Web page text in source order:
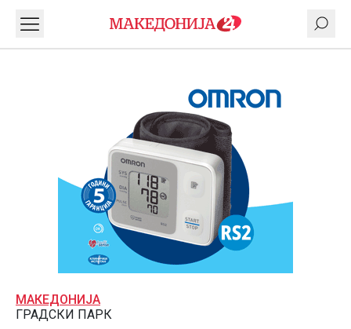
МАКЕДОНИЈА
ГРАДСКИ ПАРК